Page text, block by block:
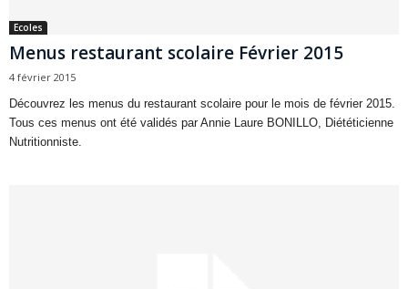
Ecoles
Menus restaurant scolaire Février 2015
4 février 2015
Découvrez les menus du restaurant scolaire pour le mois de février 2015.
Tous ces menus ont été validés par Annie Laure BONILLO, Diététicienne
Nutritionniste.